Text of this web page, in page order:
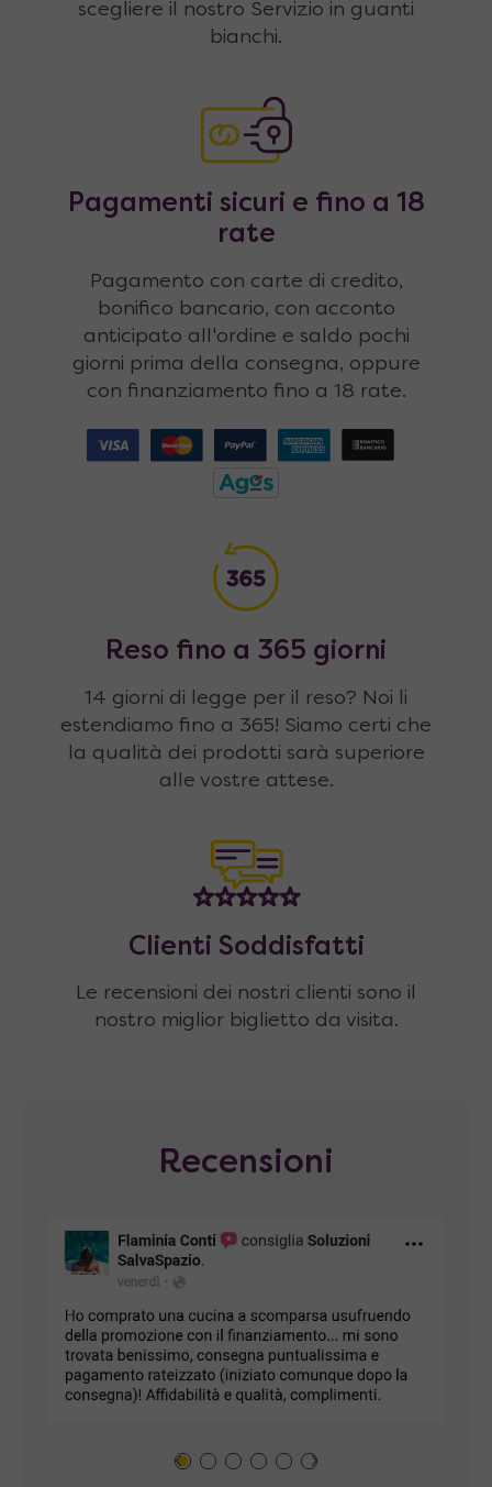
scegliere il nostro Servizio in guanti
bianchi.
Pagamenti sicuri e fino a 18
rate
Pagamento con carte di credito,
bonifico bancario, con acconto
anticipato all'ordine e saldo pochi
giorni prima della consegna, oppure
con finanziamento fino a 18 rate.
Reso fino a 365 giorni
14 giorni di legge per il reso? Noi li
estendiamo fino a 365! Siamo certi che
la qualità dei prodotti sarà superiore
alle vostre attese.
Clienti Soddisfatti
Le recensioni dei nostri clienti sono il
nostro miglior biglietto da visita.
Recensioni